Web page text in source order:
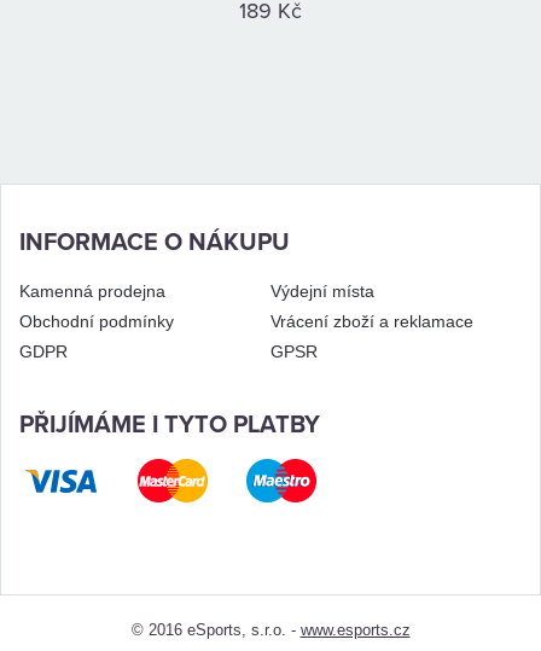
189 Kč
INFORMACE O NÁKUPU
Kamenná prodejna
Výdejní místa
Obchodní podmínky
Vrácení zboží a reklamace
GDPR
GPSR
PŘIJÍMÁME I TYTO PLATBY
© 2016 eSports, s.r.o. - www.esports.cz